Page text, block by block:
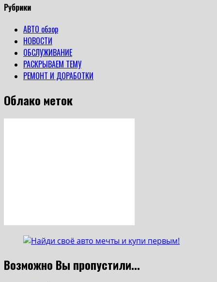
Рубрики
АВТО обзор
НОВОСТИ
ОБСЛУЖИВАНИЕ
РАСКРЫВАЕМ ТЕМУ
РЕМОНТ И ДОРАБОТКИ
Облако меток
Возможно Вы пропустили...